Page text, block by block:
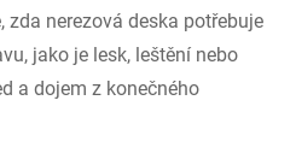
zda nerezová deska potřebuje
jako je lesk, leštění nebo
a dojem z konečného